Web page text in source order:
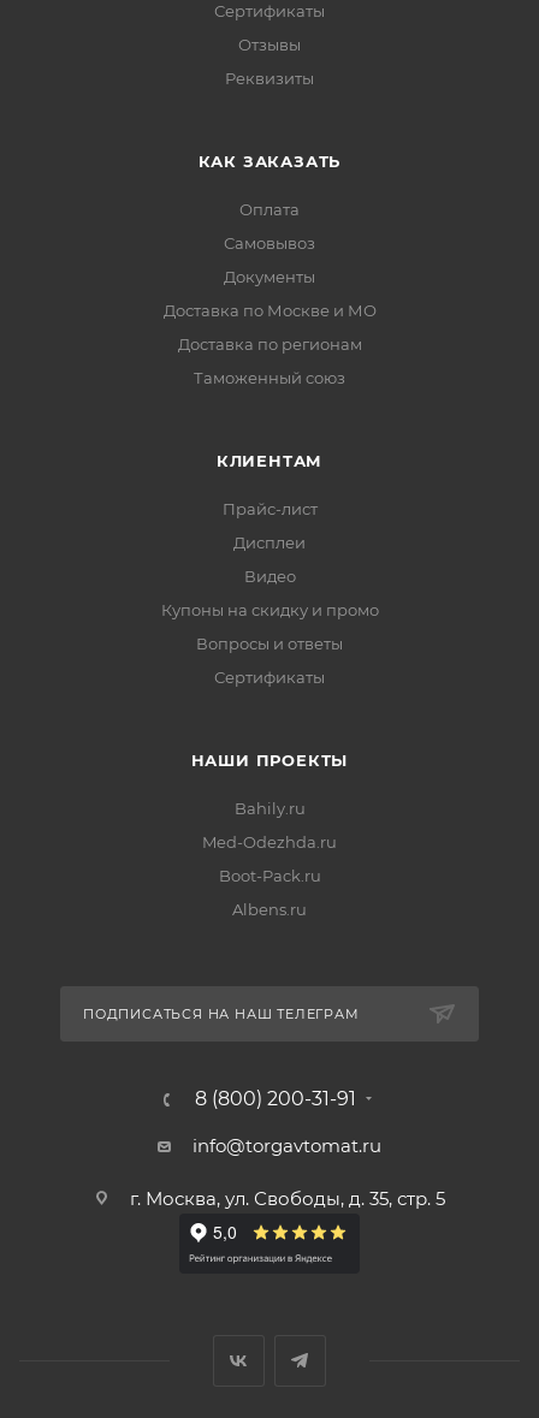
Сертификаты
Отзывы
Реквизиты
КАК ЗАКАЗАТЬ
Оплата
Самовывоз
Документы
Доставка по Москве и МО
Доставка по регионам
Таможенный союз
КЛИЕНТАМ
Прайс-лист
Дисплеи
Видео
Купоны на скидку и промо
Вопросы и ответы
Сертификаты
НАШИ ПРОЕКТЫ
Bahily.ru
Med-Odezhda.ru
Boot-Pack.ru
Albens.ru
ПОДПИСАТЬСЯ НА НАШ ТЕЛЕГРАМ
8 (800) 200-31-91
info@torgavtomat.ru
г. Москва, ул. Свободы, д. 35, стр. 5